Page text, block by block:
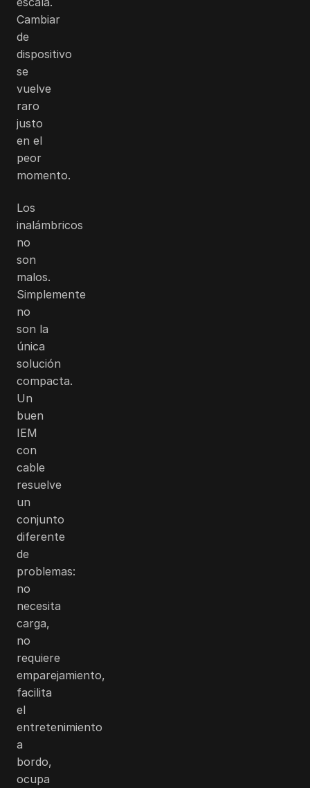
Cambiar
de
dispositivo
se
vuelve
raro
justo
en el
peor
momento.
Los
inalámbricos
no
son
malos.
Simplemente
no
son la
única
solución
compacta.
Un
buen
IEM
con
cable
resuelve
un
conjunto
diferente
de
problemas:
no
necesita
carga,
no
requiere
emparejamiento,
facilita
el
entretenimiento
a
bordo,
ocupa